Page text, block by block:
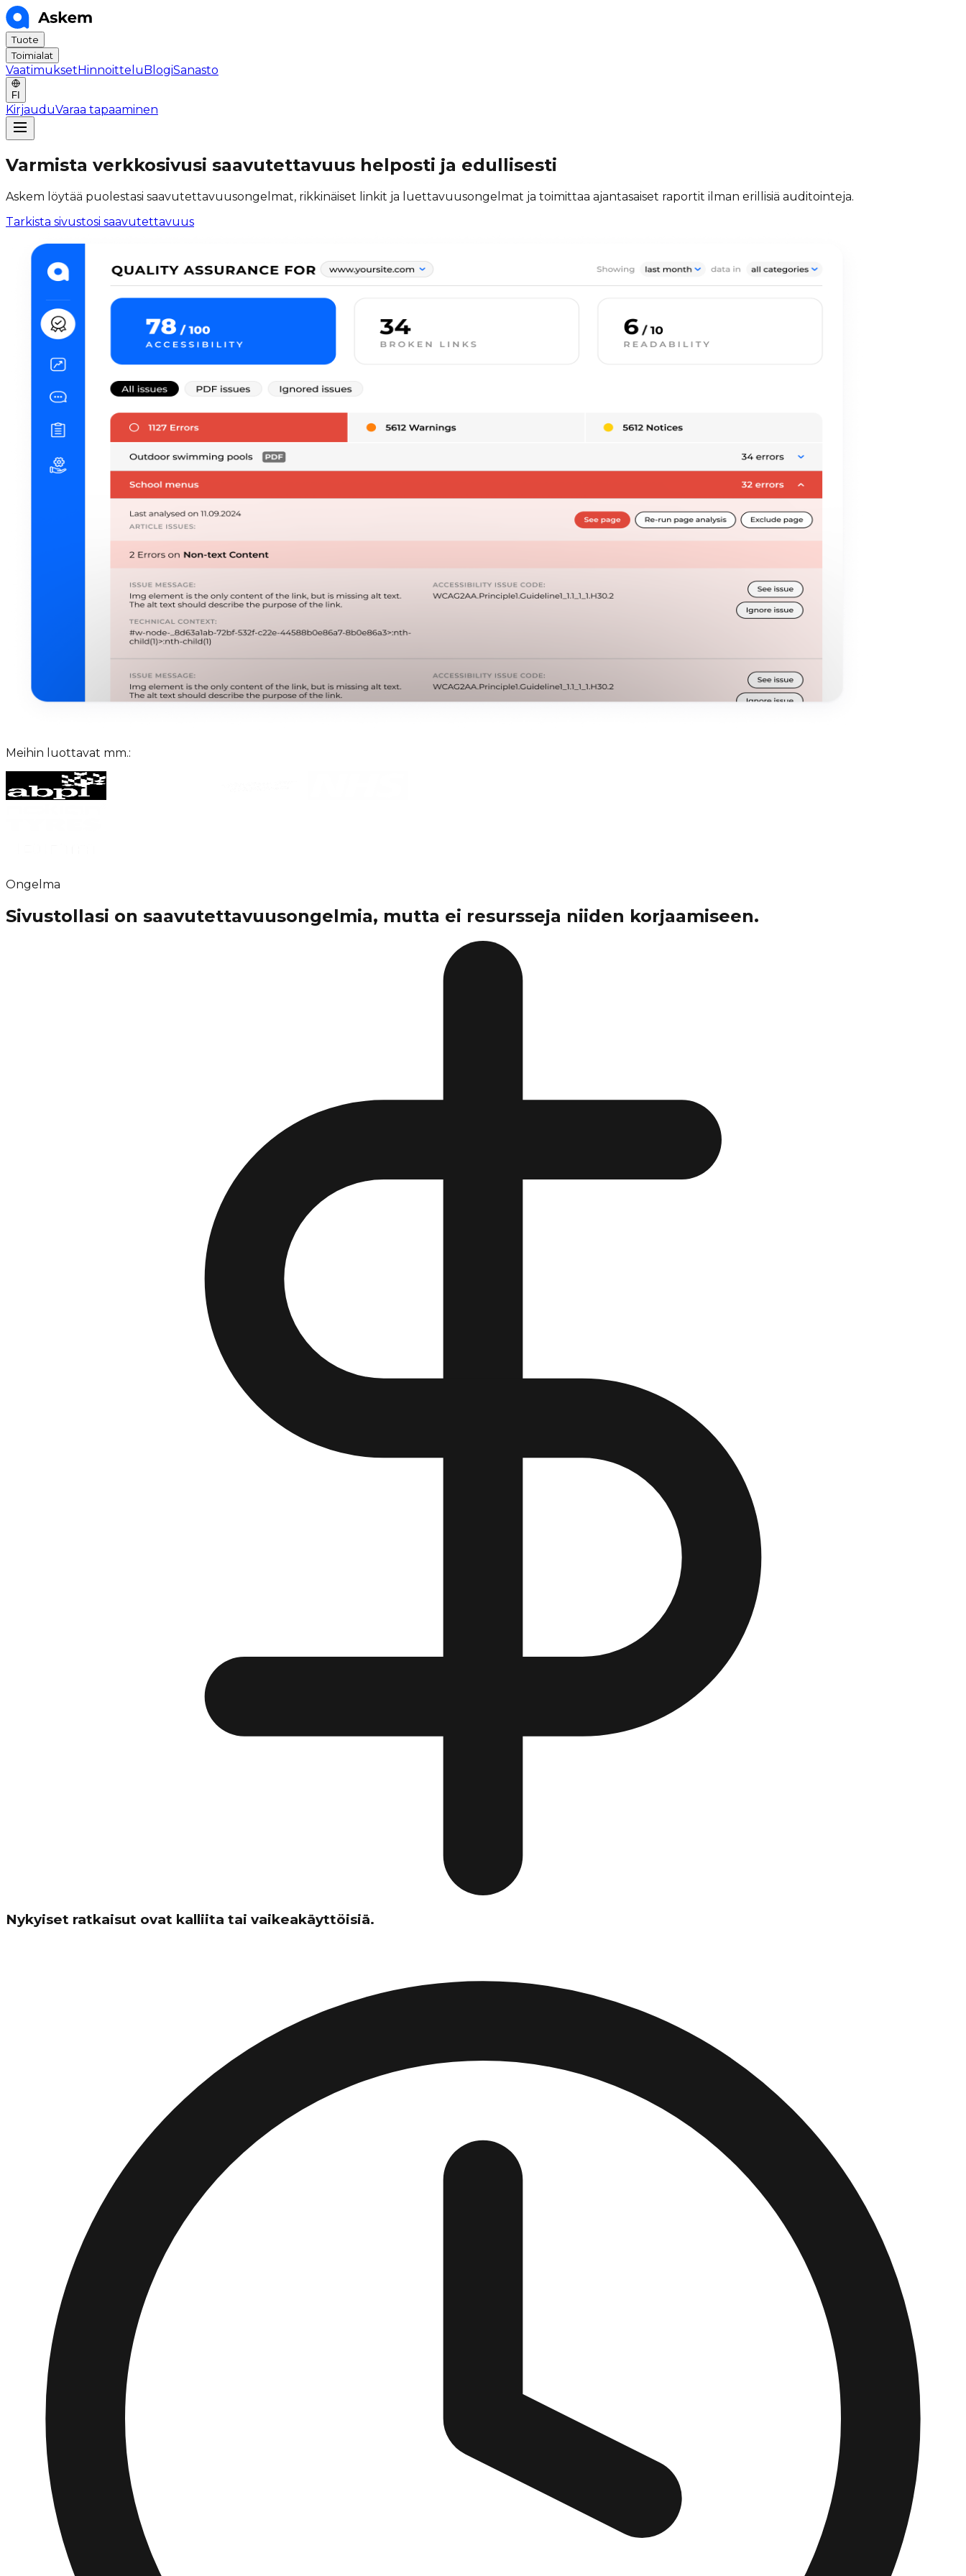
Tuote
Toimialat
VaatimuksetHinnoitteluBlogiSanasto
FI
KirjauduVaraa tapaaminen
Varmista verkkosivusi saavutettavuus helposti ja edullisesti
Askem löytää puolestasi saavutettavuusongelmat, rikkinäiset linkit ja luettavuusongelmat ja toimittaa ajantasaiset raportit ilman erillisiä auditointeja.
Tarkista sivustosi saavutettavuus
Meihin luottavat mm.:
Ongelma
Sivustollasi on saavutettavuusongelmia, mutta ei resursseja niiden korjaamiseen.
Nykyiset ratkaisut ovat kalliita tai vaikeakäyttöisiä.